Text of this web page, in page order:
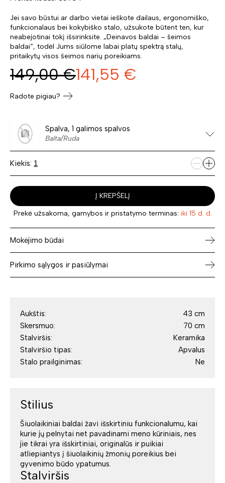
Jei savo būstui ar darbo vietai ieškote dailaus, ergonomiško,
funkcionalaus bei kokybiško stalo, užsukote būtent ten, kur
neabejotinai tokį išsirinksite. „Deinavos baldai – šeimos
baldai“, todėl Jums siūlome labai platų spektrą stalų,
pritaikytų visos šeimos narių poreikiams.
149,00 €141,55 €
Radote pigiau?
Spalva, 1 galimos spalvos
Balta/Ruda
Kiekis:
Į KREPŠELĮ
Prekė užsakoma, gamybos ir pristatymo terminas: iki 15 d. d.
Mokėjimo būdai
Pirkimo sąlygos ir pasiūlymai
Aukštis:
43 cm
Skersmuo:
70 cm
Stalviršis:
Keramika
Stalviršio tipas:
Apvalus
Stalo prailginimas:
Ne
Stilius
Šiuolaikiniai baldai žavi išskirtiniu funkcionalumu, kai
kurie jų pelnytai net pavadinami meno kūriniais, nes
jie tikrai yra išskirtiniai, originalūs ir puikiai
atliepiantys į šiuolaikinių žmonių poreikius bei
gyvenimo būdo ypatumus.
Stalviršis